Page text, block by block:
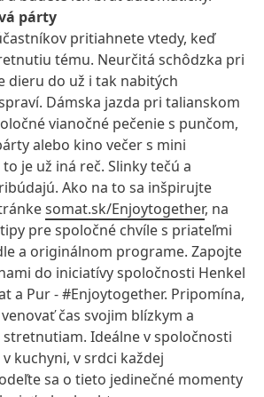
párty
pritiahnete vtedy, keď
tému. Neurčitá schôdzka pri
dieru do už i tak nabitých
Dámska jazda pri talianskom
vianočné pečenie s punčom,
alebo kino večer s mini
je už iná reč. Slinky tečú a
Ako na to sa inšpirujte
somat.sk/Enjoytogether, na
pre spoločné chvíle s priateľmi
a originálnom programe. Zapojte
do iniciatívy spoločnosti Henkel
a Pur - #Enjoytogether. Pripomína,
čas svojim blízkym a
Ideálne v spoločnosti
kuchyni, v srdci každej
sa o tieto jedinečné momenty